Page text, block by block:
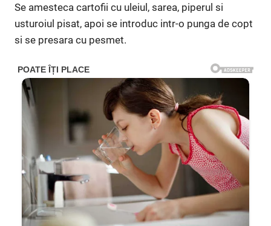
Se amesteca cartofii cu uleiul, sarea, piperul si
usturoiul pisat, apoi se introduc intr-o punga de copt
si se presara cu pesmet.